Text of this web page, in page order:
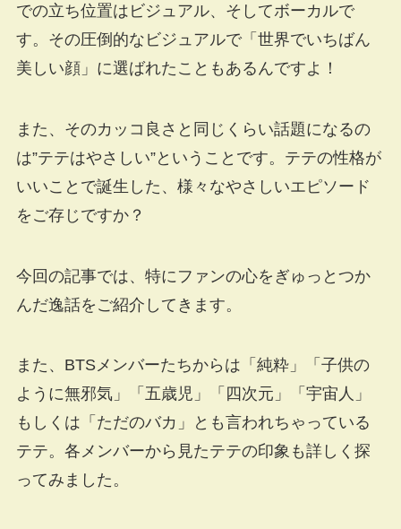
での立ち位置はビジュアル、そしてボーカルで
す。その圧倒的なビジュアルで「世界でいちばん
美しい顔」に選ばれたこともあるんですよ！
また、そのカッコ良さと同じくらい話題になるの
は”テテはやさしい”ということです。テテの性格が
いいことで誕生した、様々なやさしいエピソード
をご存じですか？
今回の記事では、特にファンの心をぎゅっとつか
んだ逸話をご紹介してきます。
また、BTSメンバーたちからは「純粋」「子供の
ように無邪気」「五歳児」「四次元」「宇宙人」
もしくは「ただのバカ」とも言われちゃっている
テテ。各メンバーから見たテテの印象も詳しく探
ってみました。